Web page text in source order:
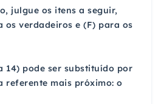
julgue os itens a seguir,
os verdadeiros e (F) para os
14) pode ser substituído por
referente mais próximo: o